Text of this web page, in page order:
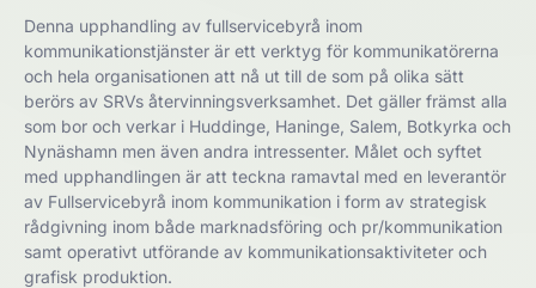
Denna upphandling av fullservicebyrå inom
kommunikationstjänster är ett verktyg för kommunikatörerna
och hela organisationen att nå ut till de som på olika sätt
berörs av SRVs återvinningsverksamhet. Det gäller främst alla
som bor och verkar i Huddinge, Haninge, Salem, Botkyrka och
Nynäshamn men även andra intressenter. Målet och syftet
med upphandlingen är att teckna ramavtal med en leverantör
av Fullservicebyrå inom kommunikation i form av strategisk
rådgivning inom både marknadsföring och pr/kommunikation
samt operativt utförande av kommunikationsaktiviteter och
grafisk produktion.